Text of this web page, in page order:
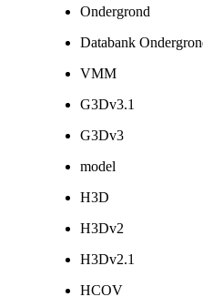
Ondergrond
Databank
VMM
G3Dv3.1
G3Dv3
model
H3D
H3Dv2
H3Dv2.1
HCOV